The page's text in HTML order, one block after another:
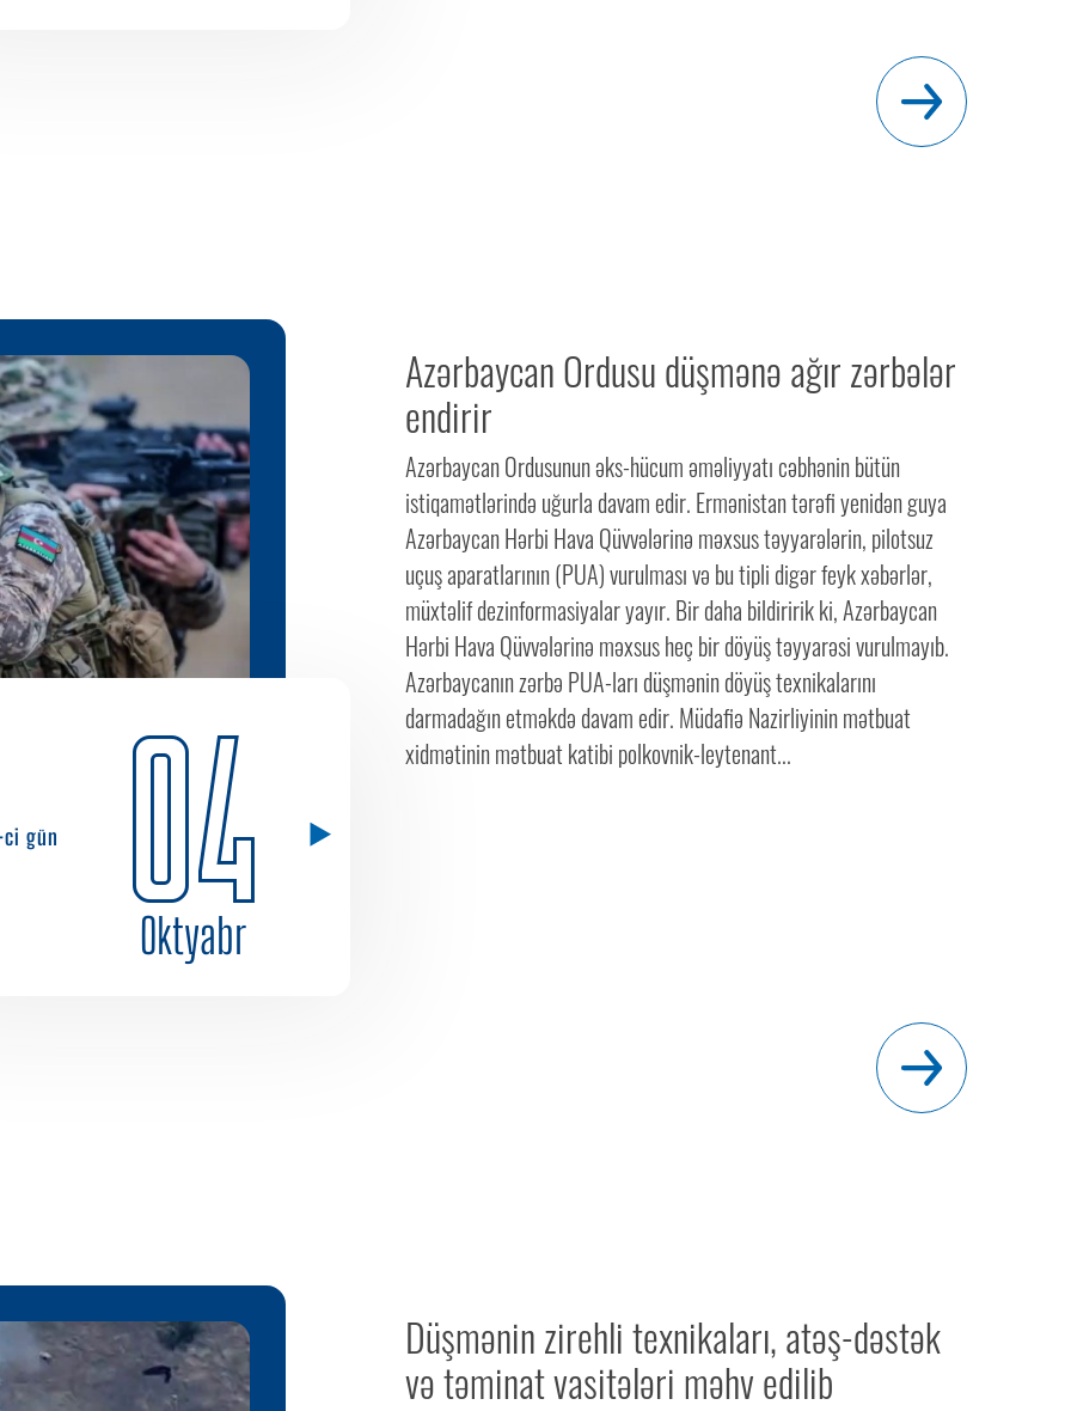
gün 04
Oktyabr
Azərbaycan Ordusu düşmənə ağır zərbələr
endirir
Azərbaycan Ordusunun əks-hücum əməliyyatı cəbhənin bütün
istiqamətlərində uğurla davam edir. Ermənistan tərəfi yenidən guya
Azərbaycan Hərbi Hava Qüvvələrinə məxsus təyyarələrin, pilotsuz
uçuş aparatlarının (PUA) vurulması və bu tipli digər feyk xəbərlər,
müxtəlif dezinformasiyalar yayır. Bir daha bildiririk ki, Azərbaycan
Hərbi Hava Qüvvələrinə məxsus heç bir döyüş təyyarəsi vurulmayıb.
Azərbaycanın zərbə PUA-ları düşmənin döyüş texnikalarını
darmadağın etməkdə davam edir. Müdafiə Nazirliyinin mətbuat
xidmətinin mətbuat katibi polkovnik-leytenant...
Düşmənin zirehli texnikaları, atəş-dəstək
və təminat vasitələri məhv edilib